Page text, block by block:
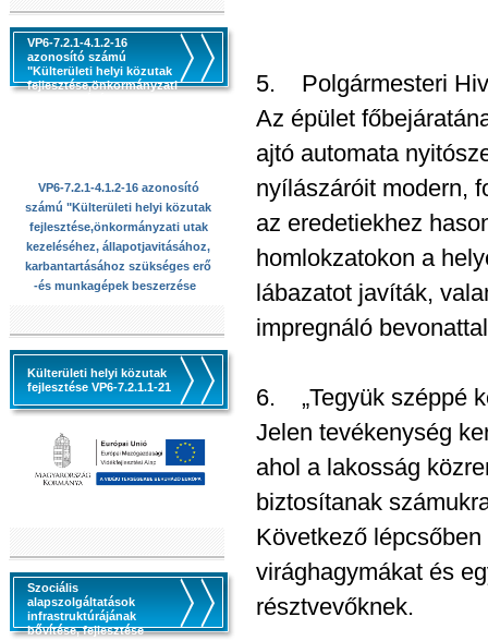
VP6-7.2.1-4.1.2-16
azonosító számú
"Külterületi helyi közutak
fejlesztése,önkormányzati
VP6-7.2.1-4.1.2-16 azonosító
számú "Külterületi helyi közutak
fejlesztése,önkormányzati utak
kezeléséhez, állapotjavitásához,
karbantartásához szükséges erő
-és munkagépek beszerzése
Külterületi helyi közutak
fejlesztése VP6-7.2.1.1-21
Szociális
alapszolgáltatások
infrastruktúrájának
bővítése, fejlesztése
5. Polgármesteri
Az épület
ajtó automata
nyílászáróit modern,
az eredetiekhez
homlokzatokon a
lábazatot javíták,
impregnáló
6. „Tegyük széppé
Jelen tevékenység
ahol a lakosság
biztosítanak
Következő
virághagymákat és
résztvevőknek.